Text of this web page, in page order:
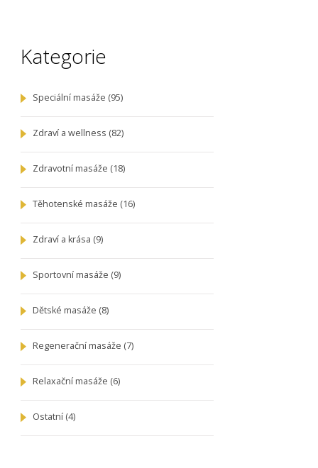
Kategorie
Speciální masáže (95)
Zdraví a wellness (82)
Zdravotní masáže (18)
Těhotenské masáže (16)
Zdraví a krása (9)
Sportovní masáže (9)
Dětské masáže (8)
Regenerační masáže (7)
Relaxační masáže (6)
Ostatní (4)